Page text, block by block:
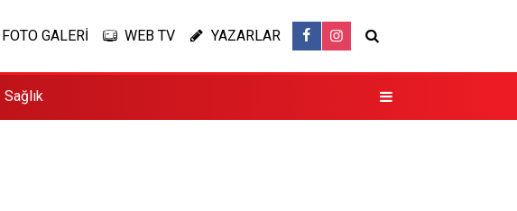
FOTO GALERİ WEB TV YAZARLAR
Sağlık